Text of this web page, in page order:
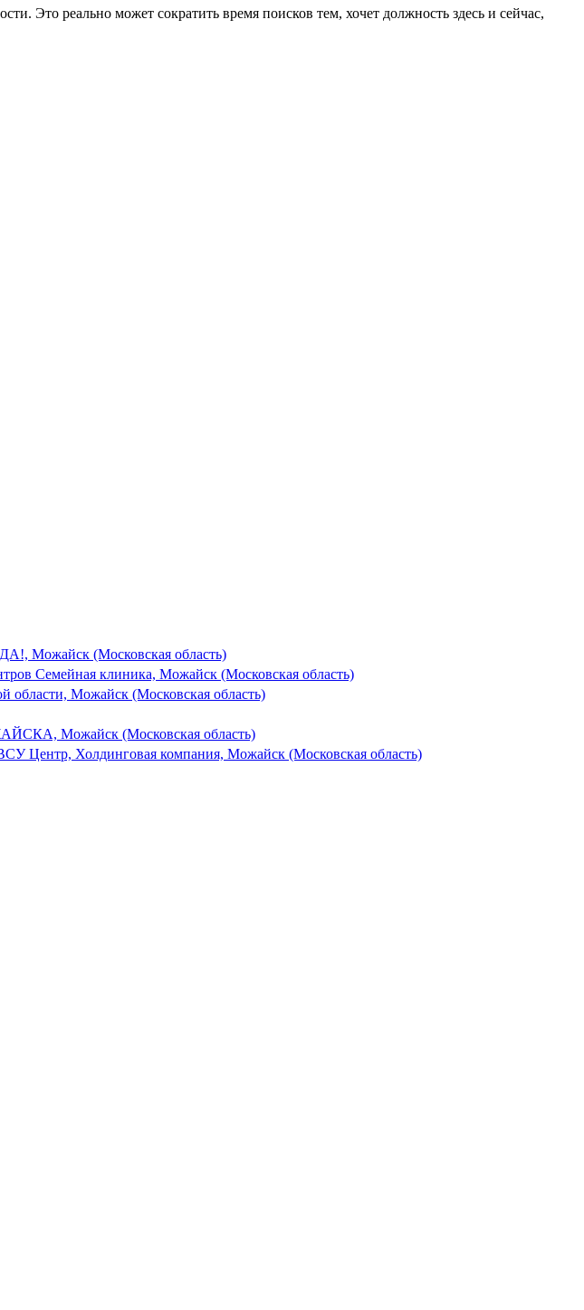
Это реально может сократить время поисков тем, хочет должность здесь и сейчас,
Можайск (Московская область)
Семейная клиника, Можайск (Московская область)
Можайск (Московская область)
Можайск (Московская область)
Центр, Холдинговая компания, Можайск (Московская область)